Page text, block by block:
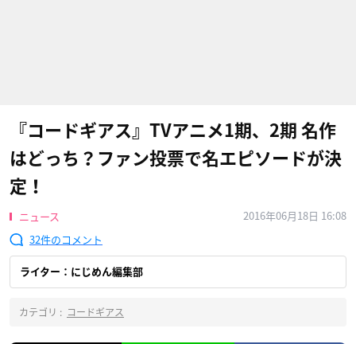
『コードギアス』TVアニメ1期、2期 名作
はどっち？ファン投票で名エピソードが決
定！
ニュース
2016年06月18日 16:08
32
ライター：にじめん編集部
カテゴリ : コードギアス